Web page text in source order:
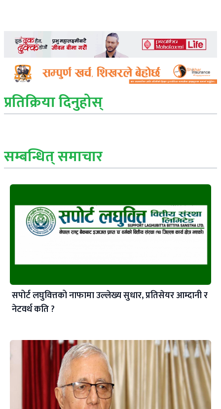
प्रतिक्रिया दिनुहोस्
सम्बन्धित् समाचार
सपोर्ट लघुवित्तको नाफामा उल्लेख्य सुधार, प्रतिसेयर आम्दानी र
नेटवर्थ कति ?